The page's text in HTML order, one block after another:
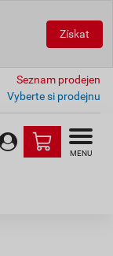
Získat
Seznam prodejen
Vyberte si prodejnu
MENU